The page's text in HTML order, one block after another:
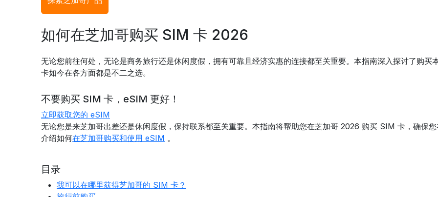
如何在芝加哥购买 SIM 卡 2026
无论您前往何处，无论是商务旅行还是休闲度假，拥有可靠且经济实惠的连接都至关重要。本指南深入探讨了购
卡如今在各方面都是不二之选。
不要购买 SIM 卡，eSIM 更好！
立即获取您的 eSIM
无论您是来芝加哥出差还是休闲度假，保持联系都至关重要。本指南将帮助您在芝加哥 2026 购买 SIM 卡，确保
介绍如何在芝加哥购买和使用 eSIM 。
目录
我可以在哪里获得芝加哥的 SIM 卡？